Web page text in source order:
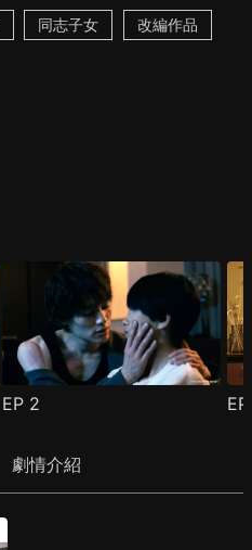
同志子女 改編作品
EP 2
劇情介紹